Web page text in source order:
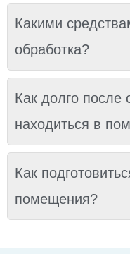
Какими
обработка?
Как долго после
находиться в
Как
помещения?